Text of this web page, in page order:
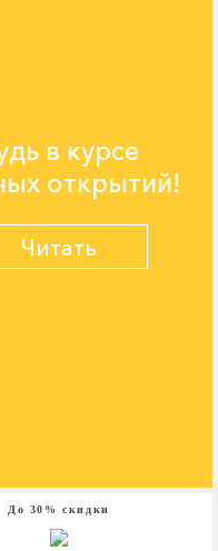
в курсе
открытий!
Читать
До 30% скидки